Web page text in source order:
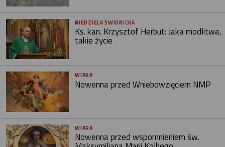
NIEDZIELA ŚWIDNICKA
Ks. kan. Krzysztof Herbut: Jaka modlitwa,
takie życie
WIARA
Nowenna przed Wniebowzięciem NMP
WIARA
Nowenna przed wspomnieniem św.